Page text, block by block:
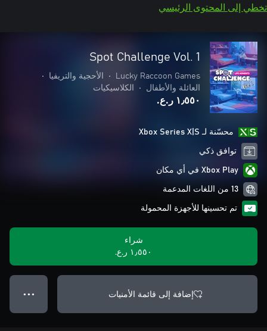
تخطي إلى المحتوى الرئيسي
Spot Challenge Vol. 1
Lucky Raccoon Games
• الأحجية والتريفيا
•
العائلة والأطفال
• الكلاسيكيات
١٫٥٥٠ ر.ع.‏
محسّنة لـ Xbox Series X|S
توافق ذكي
Xbox Play في أي مكان
13 من اللغات المدعمة
تم تحسينها للأجهزة المحمولة
شراء
١٫٥٥٠ ر.ع.‏
إضافة إلى قائمة الأمنيات ● ● ●